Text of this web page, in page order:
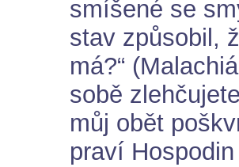
smíšené se
stav způsobil,
má?“
sobě
můj obět
praví